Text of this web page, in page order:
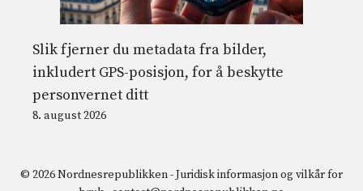
Slik fjerner du metadata fra bilder,
inkludert GPS-posisjon, for å beskytte
personvernet ditt
8. august 2026
© 2026 Nordnesrepublikken -Juridisk informasjon og vilkår for